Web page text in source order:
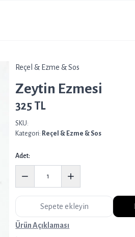
Reçel & Ezme & Sos
Zeytin Ezmesi
325 TL
SKU:
Kategori: Reçel & Ezme & Sos
Adet:
Sepete ekleyin
Ürün Açıklaması